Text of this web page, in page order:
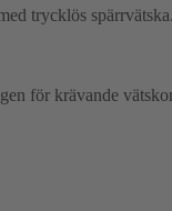
trycklös
för krävande